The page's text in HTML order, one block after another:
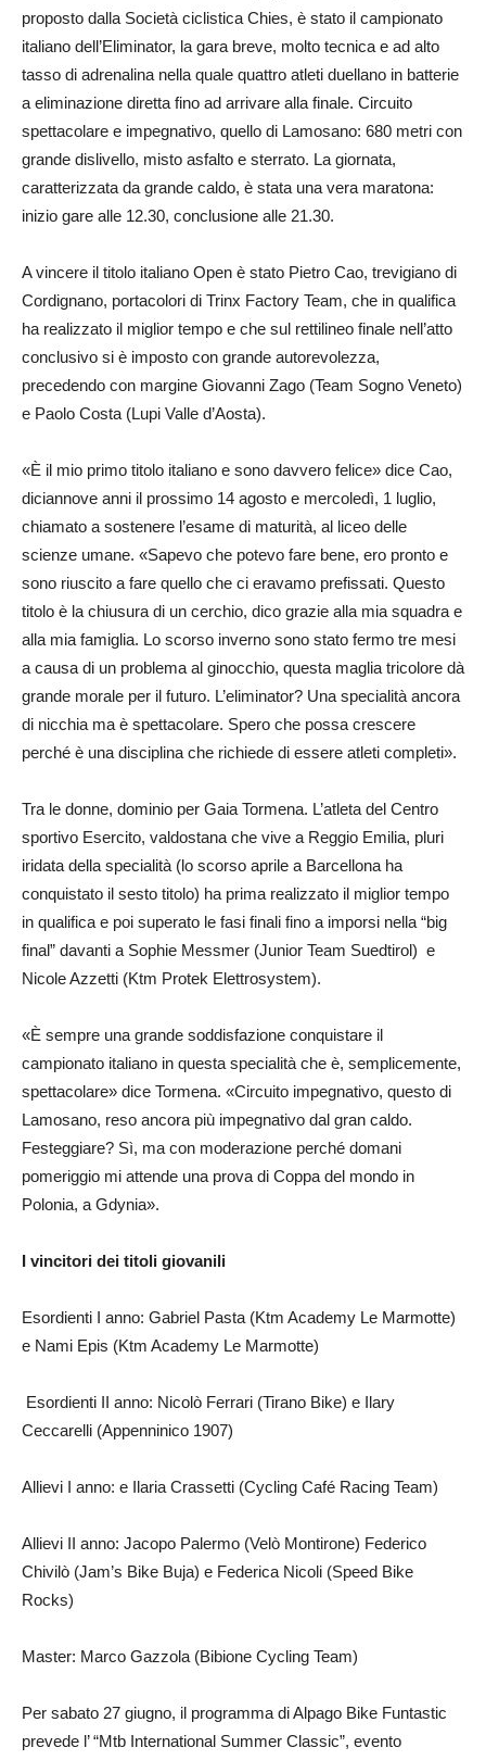
proposto dalla Società ciclistica Chies, è stato il campionato
italiano dell’Eliminator, la gara breve, molto tecnica e ad alto
tasso di adrenalina nella quale quattro atleti duellano in batterie
a eliminazione diretta fino ad arrivare alla finale. Circuito
spettacolare e impegnativo, quello di Lamosano: 680 metri con
grande dislivello, misto asfalto e sterrato. La giornata,
caratterizzata da grande caldo, è stata una vera maratona:
inizio gare alle 12.30, conclusione alle 21.30.
A vincere il titolo italiano Open è stato Pietro Cao, trevigiano di
Cordignano, portacolori di Trinx Factory Team, che in qualifica
ha realizzato il miglior tempo e che sul rettilineo finale nell’atto
conclusivo si è imposto con grande autorevolezza,
precedendo con margine Giovanni Zago (Team Sogno Veneto)
e Paolo Costa (Lupi Valle d’Aosta).
«È il mio primo titolo italiano e sono davvero felice» dice Cao,
diciannove anni il prossimo 14 agosto e mercoledì, 1 luglio,
chiamato a sostenere l’esame di maturità, al liceo delle
scienze umane. «Sapevo che potevo fare bene, ero pronto e
sono riuscito a fare quello che ci eravamo prefissati. Questo
titolo è la chiusura di un cerchio, dico grazie alla mia squadra e
alla mia famiglia. Lo scorso inverno sono stato fermo tre mesi
a causa di un problema al ginocchio, questa maglia tricolore dà
grande morale per il futuro. L’eliminator? Una specialità ancora
di nicchia ma è spettacolare. Spero che possa crescere
perché è una disciplina che richiede di essere atleti completi».
Tra le donne, dominio per Gaia Tormena. L’atleta del Centro
sportivo Esercito, valdostana che vive a Reggio Emilia, pluri
iridata della specialità (lo scorso aprile a Barcellona ha
conquistato il sesto titolo) ha prima realizzato il miglior tempo
in qualifica e poi superato le fasi finali fino a imporsi nella “big
final” davanti a Sophie Messmer (Junior Team Suedtirol) e
Nicole Azzetti (Ktm Protek Elettrosystem).
«È sempre una grande soddisfazione conquistare il
campionato italiano in questa specialità che è, semplicemente,
spettacolare» dice Tormena. «Circuito impegnativo, questo di
Lamosano, reso ancora più impegnativo dal gran caldo.
Festeggiare? Sì, ma con moderazione perché domani
pomeriggio mi attende una prova di Coppa del mondo in
Polonia, a Gdynia».
I vincitori dei titoli giovanili
Esordienti I anno: Gabriel Pasta (Ktm Academy Le Marmotte)
e Nami Epis (Ktm Academy Le Marmotte)
Esordienti II anno: Nicolò Ferrari (Tirano Bike) e Ilary
Ceccarelli (Appenninico 1907)
Allievi I anno: e Ilaria Crassetti (Cycling Café Racing Team)
Allievi II anno: Jacopo Palermo (Velò Montirone) Federico
Chivilò (Jam’s Bike Buja) e Federica Nicoli (Speed Bike
Rocks)
Master: Marco Gazzola (Bibione Cycling Team)
Per sabato 27 giugno, il programma di Alpago Bike Funtastic
prevede l’ “Mtb International Summer Classic”, evento